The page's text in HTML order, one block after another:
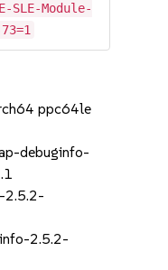
Module-
ppc64le
debuginfo-
2.5.2-
2.5.2-